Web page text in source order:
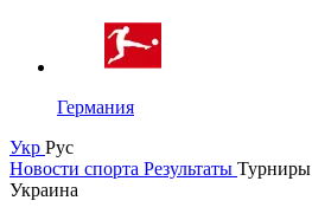
Германия
Укр Рус
Новости спорта Результаты Турниры
Украина